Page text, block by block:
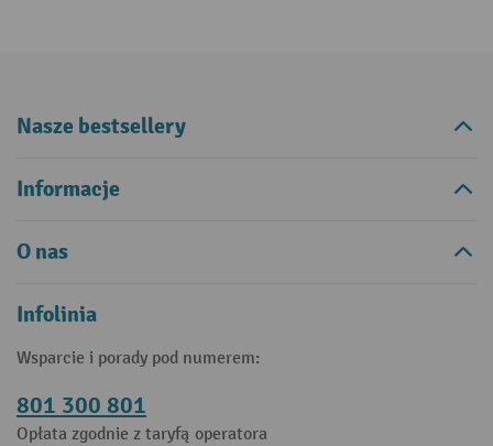
Nasze bestsellery
Informacje
O nas
Infolinia
Wsparcie i porady pod numerem:
801 300 801
Opłata zgodnie z taryfą operatora